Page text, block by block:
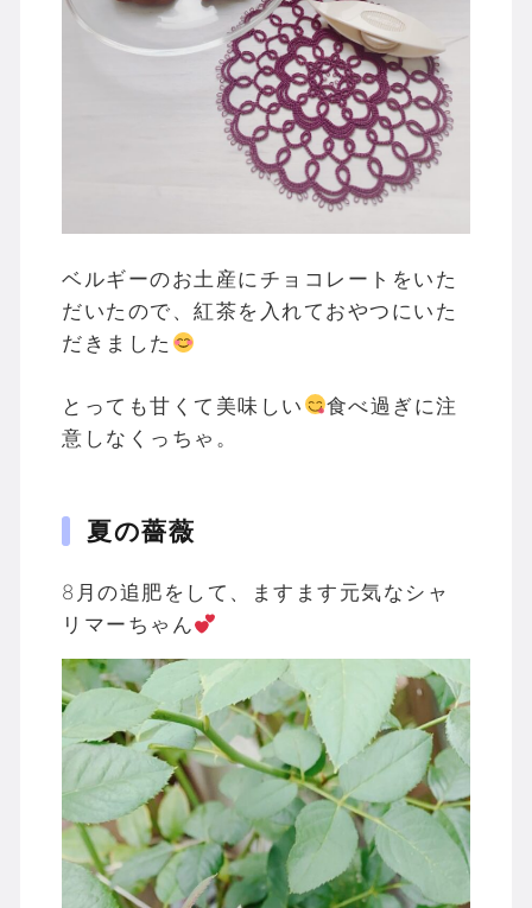
ベルギーのお土産にチョコレートをいた
だいたので、紅茶を入れておやつにいた
だきました
とっても甘くて美味しい
食べ過ぎに注
意しなくっちゃ。
夏の薔薇
8月の追肥をして、ますます元気なシャ
リマーちゃん